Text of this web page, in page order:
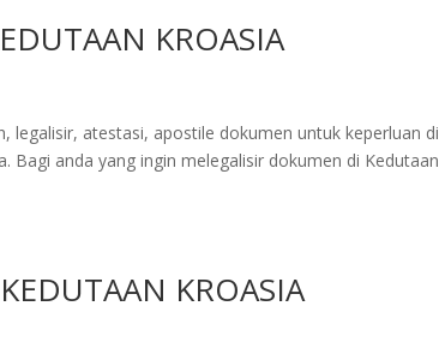
KROASIA
legalisir, atestasi, apostile dokumen untuk keperluan di
Bagi anda yang ingin melegalisir dokumen di Kedutaan
KROASIA